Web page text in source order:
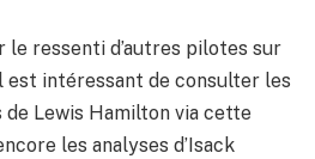
le ressenti d’autres pilotes sur
est intéressant de consulter les
Lewis Hamilton via cette
les analyses d’Isack